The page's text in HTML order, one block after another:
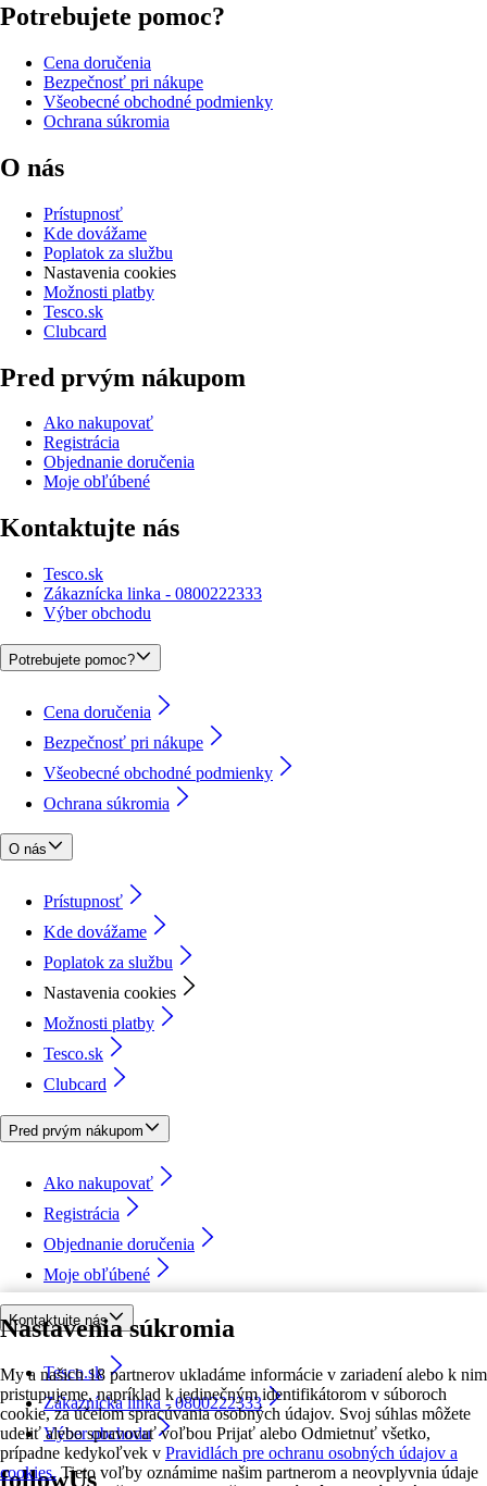
Nastavenia súkromia
My a našich 18 partnerov ukladáme informácie v zariadení alebo k nim
pristupujeme, napríklad k jedinečným identifikátorom v súboroch
cookie, za účelom spracúvania osobných údajov. Svoj súhlas môžete
udeliť alebo spravovať voľbou Prijať alebo Odmietnuť všetko,
prípadne kedykoľvek v Pravidlách pre ochranu osobných údajov a
cookies. Tieto voľby oznámime našim partnerom a neovplyvnia údaje
Potrebujete pomoc?
Cena doručenia
Bezpečnosť pri nákupe
Všeobecné obchodné podmienky
Ochrana súkromia
O nás
Prístupnosť
Kde dovážame
Poplatok za službu
Nastavenia cookies
Možnosti platby
Tesco.sk
Clubcard
Pred prvým nákupom
Ako nakupovať
Registrácia
Objednanie doručenia
Moje obľúbené
Kontaktujte nás
Tesco.sk
Zákaznícka linka - 0800222333
Výber obchodu
Potrebujete pomoc?
Cena doručenia
Bezpečnosť pri nákupe
Všeobecné obchodné podmienky
Ochrana súkromia
O nás
Prístupnosť
Kde dovážame
Poplatok za službu
Nastavenia cookies
Možnosti platby
Tesco.sk
Clubcard
Pred prvým nákupom
Ako nakupovať
Registrácia
Objednanie doručenia
Moje obľúbené
Kontaktujte nás
Tesco.sk
Zákaznícka linka - 0800222333
Výber obchodu
followUs